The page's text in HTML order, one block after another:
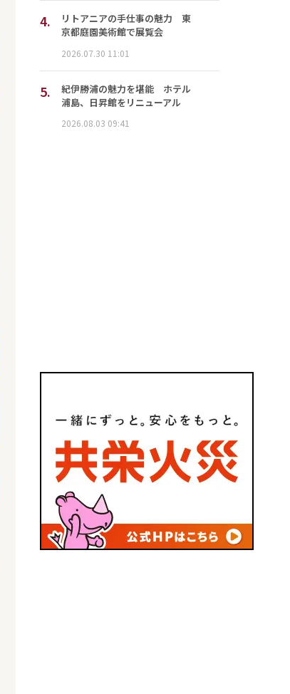
4.
リトアニアの手仕事の魅力 東
京都庭園美術館で展覧会
2026.07.30 11:01
5.
紀伊勝浦の魅力を堪能 ホテル
浦島、日昇館をリニューアル
2026.08.03 09:41